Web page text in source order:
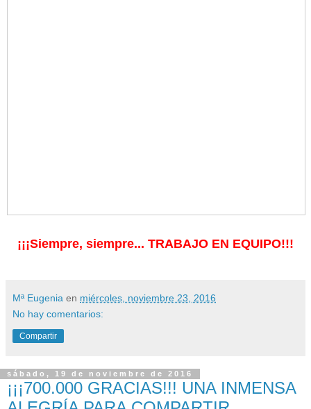
¡¡¡Siempre, siempre... TRABAJO EN EQUIPO!!!
Mª Eugenia en miércoles, noviembre 23, 2016
No hay comentarios:
Compartir
sábado, 19 de noviembre de 2016
¡¡¡700.000 GRACIAS!!! UNA INMENSA